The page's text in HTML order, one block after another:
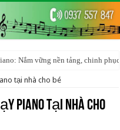
Nắm vững nền tảng, chinh
tại nhà cho bé
piano tại nhà cho